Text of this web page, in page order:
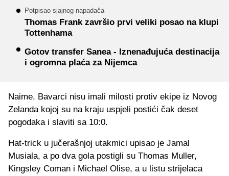
Potpisao sjajnog napadača
Thomas Frank završio prvi veliki posao na klupi
Tottenhama
Gotov transfer Sanea - Iznenađujuća destinacija
i ogromna plaća za Nijemca
Naime, Bavarci nisu imali milosti protiv ekipe iz Novog
Zelanda kojoj su na kraju uspjeli postići čak deset
pogodaka i slaviti sa 10:0.
Hat-trick u jučerašnjoj utakmici upisao je Jamal
Musiala, a po dva gola postigli su Thomas Muller,
Kingsley Coman i Michael Olise, a u listu strijelaca